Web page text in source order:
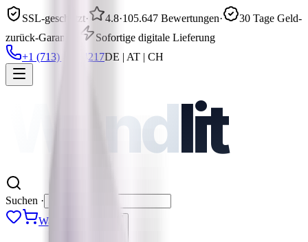
SSL-geschützt· 4.8·105.647 Bewertungen·
30 Tage Geld-
zurück-Garantie
Sofortige digitale Lieferung
+1 (713) 930-4217DE | AT | CH
Wandlit
Suchen ·
Warenkorb · 0